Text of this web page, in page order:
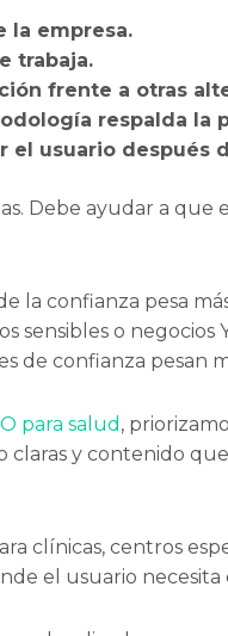
la empresa.
trabaja.
frente a otras
respalda la
el usuario después
Debe ayudar a
la confianza pesa
sensibles o
de confianza pesan
para salud ,
claras y contenido
clínicas, centros
el usuario